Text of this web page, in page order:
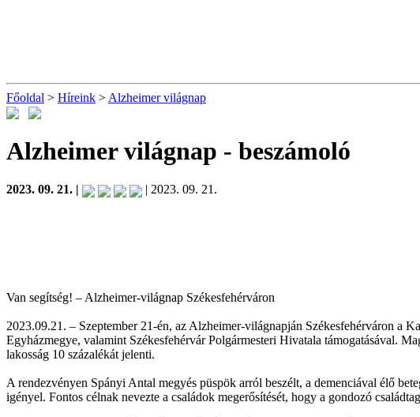
Főoldal > Híreink > Alzheimer világnap
Alzheimer világnap - beszámoló
2023. 09. 21. | | 2023. 09. 21.
Van segítség! – Alzheimer-világnap Székesfehérváron
2023.09.21. – Szeptember 21-én, az Alzheimer-világnapján Székesfehérváron a
Egyházmegye, valamint Székesfehérvár Polgármesteri Hivatala támogatásával.
lakosság 10 százalékát jelenti.
A rendezvényen Spányi Antal megyés püspök arról beszélt, a demenciával élő
igényel. Fontos célnak nevezte a családok megerősítését, hogy a gondozó